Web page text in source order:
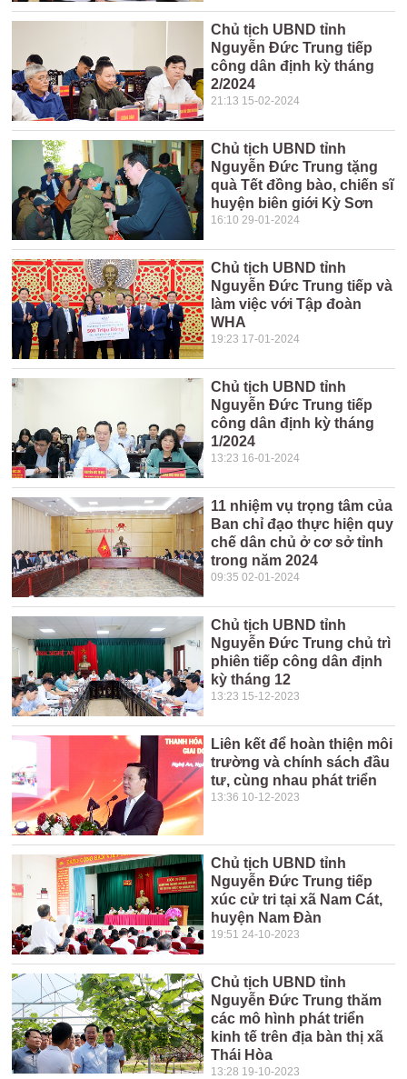
Chủ tịch UBND tỉnh
Nguyễn Đức Trung tiếp
công dân định kỳ tháng
2/2024
21:13 15-02-2024
Chủ tịch UBND tỉnh
Nguyễn Đức Trung tặng
quà Tết đồng bào, chiến sĩ
huyện biên giới Kỳ Sơn
16:10 29-01-2024
Chủ tịch UBND tỉnh
Nguyễn Đức Trung tiếp và
làm việc với Tập đoàn
WHA
19:23 17-01-2024
Chủ tịch UBND tỉnh
Nguyễn Đức Trung tiếp
công dân định kỳ tháng
1/2024
13:23 16-01-2024
11 nhiệm vụ trọng tâm của
Ban chỉ đạo thực hiện quy
chế dân chủ ở cơ sở tỉnh
trong năm 2024
09:35 02-01-2024
Chủ tịch UBND tỉnh
Nguyễn Đức Trung chủ trì
phiên tiếp công dân định
kỳ tháng 12
13:23 15-12-2023
Liên kết để hoàn thiện môi
trường và chính sách đầu
tư, cùng nhau phát triển
13:36 10-12-2023
Chủ tịch UBND tỉnh
Nguyễn Đức Trung tiếp
xúc cử tri tại xã Nam Cát,
huyện Nam Đàn
19:51 24-10-2023
Chủ tịch UBND tỉnh
Nguyễn Đức Trung thăm
các mô hình phát triển
kinh tế trên địa bàn thị xã
Thái Hòa
13:28 19-10-2023